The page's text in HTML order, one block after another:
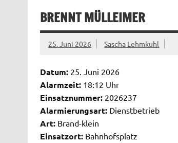
BRENNT MÜLLEIMER
25. Juni 2026 Sascha Lehmkuhl
Datum:25. Juni 2026
Alarmzeit:18:12 Uhr
Einsatznummer:2026237
Alarmierungsart:Dienstbetrieb
Art:Brand-klein
Einsatzort:Bahnhofsplatz